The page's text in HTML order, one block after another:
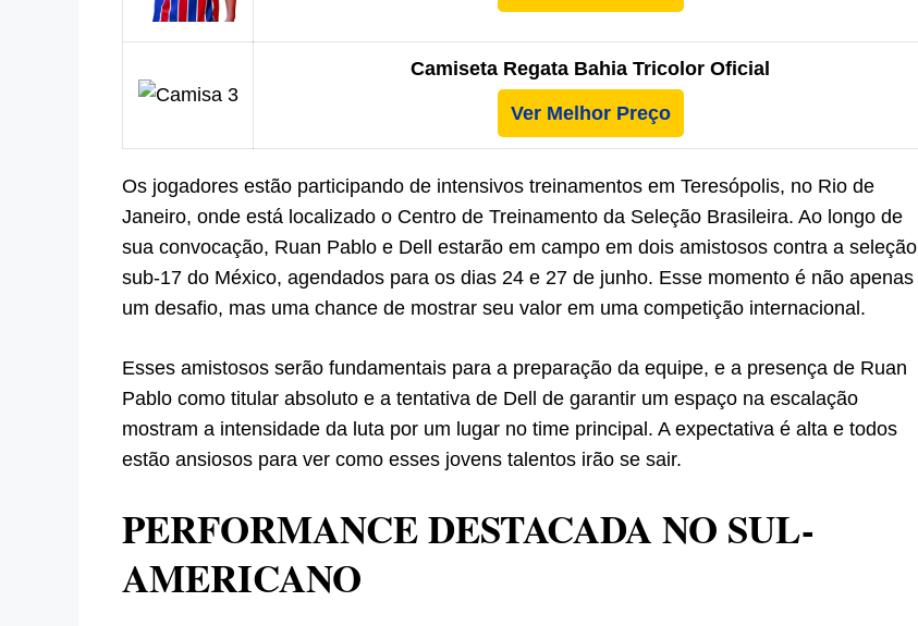
Camiseta Regata Bahia Tricolor Oficial
Ver Melhor Preço
Os jogadores estão participando de intensivos treinamentos em Teresópolis, no Rio de
Janeiro, onde está localizado o Centro de Treinamento da Seleção Brasileira. Ao longo de
sua convocação, Ruan Pablo e Dell estarão em campo em dois amistosos contra a seleção
sub-17 do México, agendados para os dias 24 e 27 de junho. Esse momento é não apenas
um desafio, mas uma chance de mostrar seu valor em uma competição internacional.
Esses amistosos serão fundamentais para a preparação da equipe, e a presença de Ruan
Pablo como titular absoluto e a tentativa de Dell de garantir um espaço na escalação
mostram a intensidade da luta por um lugar no time principal. A expectativa é alta e todos
estão ansiosos para ver como esses jovens talentos irão se sair.
PERFORMANCE DESTACADA NO SUL-
AMERICANO